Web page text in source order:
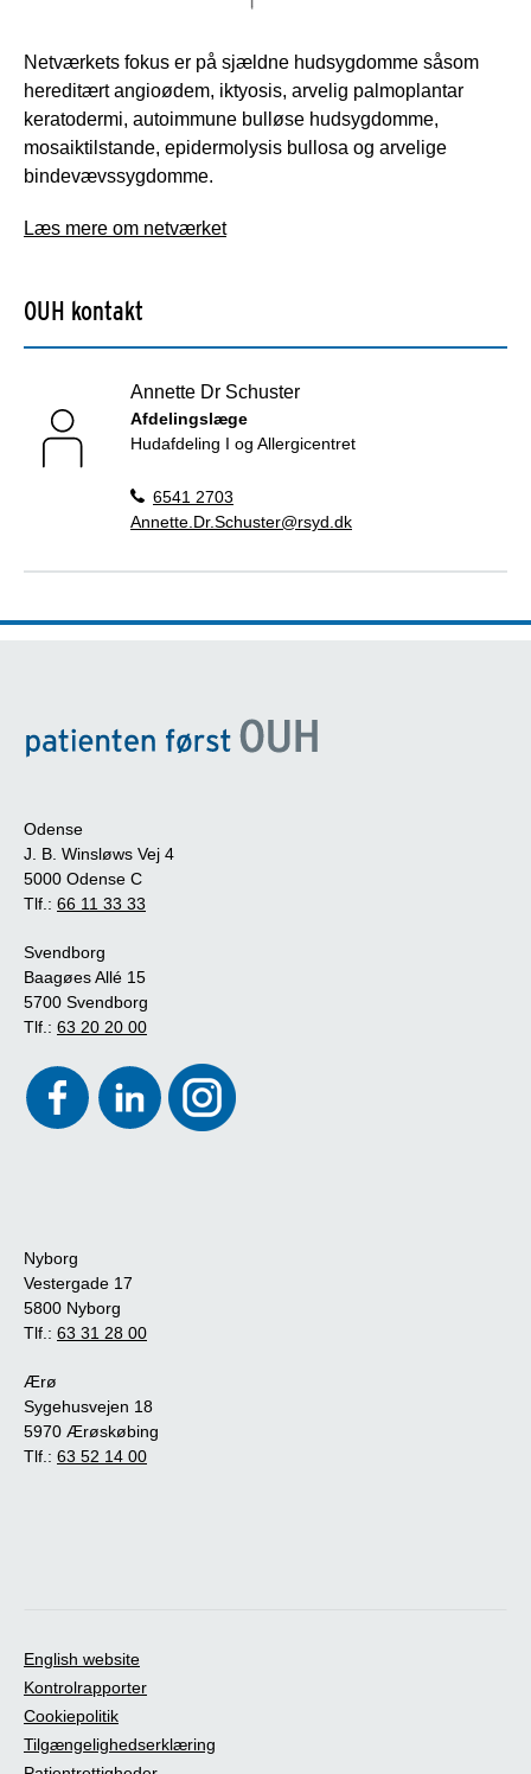
Netværkets fokus er på sjældne hudsygdomme såsom
hereditært angioødem, iktyosis, arvelig palmoplantar
keratodermi, autoimmune bulløse hudsygdomme,
mosaiktilstande, epidermolysis bullosa og arvelige
bindevævssygdomme.
Læs mere om netværket
OUH kontakt
Annette Dr Schuster
Afdelingslæge
Hudafdeling I og Allergicentret
6541 2703
Annette.Dr.Schuster@rsyd.dk
Odense
J. B. Winsløws Vej 4
5000 Odense C
Tlf.: 66 11 33 33
Svendborg
Baagøes Allé 15
5700 Svendborg
Tlf.: 63 20 20 00
Nyborg
Vestergade 17
5800 Nyborg
Tlf.: 63 31 28 00
Ærø
Sygehusvejen 18
5970 Ærøskøbing
Tlf.: 63 52 14 00
English website
Kontrolrapporter
Cookiepolitik
Tilgængelighedserklæring